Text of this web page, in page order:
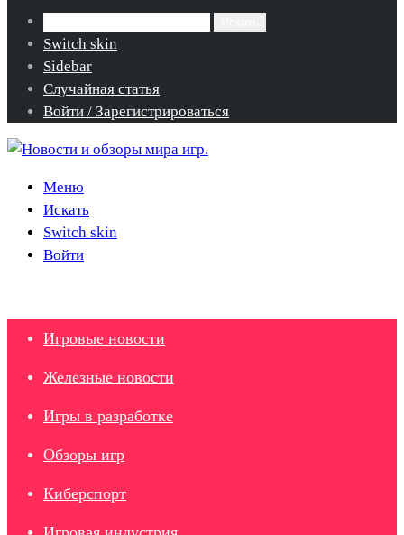
Switch skin
Sidebar
Случайная статья
Войти / Зарегистрироваться
Меню
Искать
Switch skin
Войти
Игровые новости
Железные новости
Игры в разработке
Обзоры игр
Киберспорт